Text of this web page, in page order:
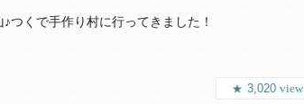
つくで手作り村に行ってきました！
3,020 view